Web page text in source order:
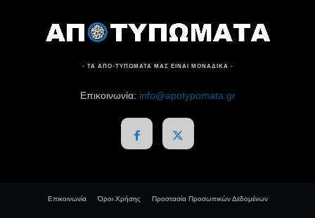
- ΤΑ ΑΠΟ-ΤΥΠΩΜΑΤΑ ΜΑΣ ΕΙΝΑΙ ΜΟΝΑΔΙΚΑ -
Επικοινωνία: info@apotypomata.gr
Επικοινωνία Όροι Χρήσης Προστασία Προσωπικών Δεδομένων